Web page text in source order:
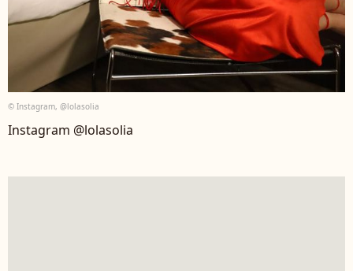
© Instagram, @lolasolia
Instagram @lolasolia